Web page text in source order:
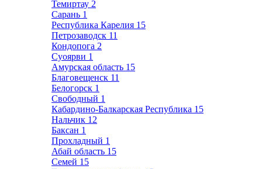
Темиртау 2
Сарань 1
Республика Карелия 15
Петрозаводск 11
Кондопога 2
Суоярви 1
Амурская область 15
Благовещенск 11
Белогорск 1
Свободный 1
Кабардино-Балкарская Республика 15
Нальчик 12
Баксан 1
Прохладный 1
Абай область 15
Семей 15